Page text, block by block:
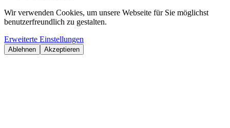
Wir verwenden Cookies, um unsere Webseite für Sie möglichst
benutzerfreundlich zu gestalten.
Erweiterte Einstellungen
Ablehnen Akzeptieren